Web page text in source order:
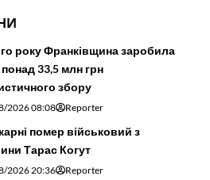
року Франківщина заробила
33,5 млн грн
збору
2026 08:08 Reporter
помер військовий з
Тарас Когут
2026 20:36 Reporter